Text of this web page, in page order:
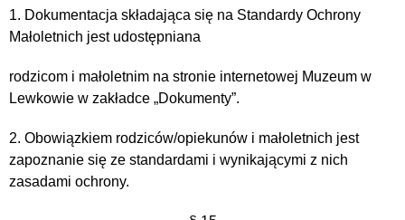
1. Dokumentacja składająca się na Standardy Ochrony
Małoletnich jest udostępniana
rodzicom i małoletnim na stronie internetowej Muzeum w
Lewkowie w zakładce „Dokumenty”.
2. Obowiązkiem rodziców/opiekunów i małoletnich jest
zapoznanie się ze standardami i wynikającymi z nich
zasadami ochrony.